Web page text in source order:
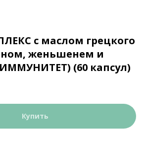
с маслом грецкого
женьшенем и
(60 капсул)
Купить